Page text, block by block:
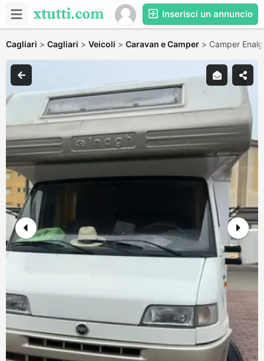
Inserisci un annuncio
Cagliari > Cagliari > Veicoli > Caravan e Camper > Camper